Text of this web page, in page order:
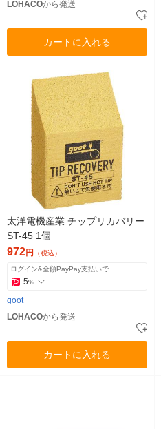
LOHACOから発送
カートに入れる
太洋電機産業 チップリカバリー
ST-45 1個
972円 （税込）
ログイン&全額PayPay支払いで
5%
goot
LOHACOから発送
カートに入れる